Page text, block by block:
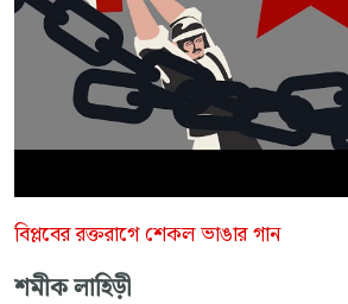
বিপ্লবের রক্তরাগে শেকল ভাঙার গান
শমীক লাহিড়ী